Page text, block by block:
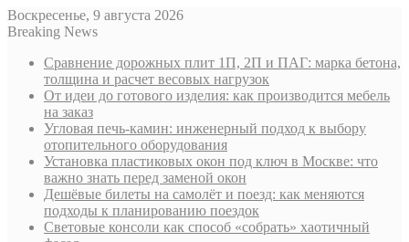
Воскресенье, 9 августа 2026
Breaking News
Сравнение дорожных плит 1П, 2П и ПАГ: марка бетона,
толщина и расчет весовых нагрузок
От идеи до готового изделия: как производится мебель
на заказ
Угловая печь-камин: инженерный подход к выбору
отопительного оборудования
Установка пластиковых окон под ключ в Москве: что
важно знать перед заменой окон
Дешёвые билеты на самолёт и поезд: как меняются
подходы к планированию поездок
Световые консоли как способ «собрать» хаотичный